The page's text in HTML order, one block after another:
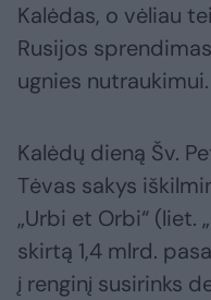
Kalėdas, o vėliau
Rusijos
ugnies nutraukimui.
Kalėdų dieną Šv.
Tėvas sakys
„Urbi et Orbi“ (liet.
skirtą 1,4 mlrd.
į renginį susirinks